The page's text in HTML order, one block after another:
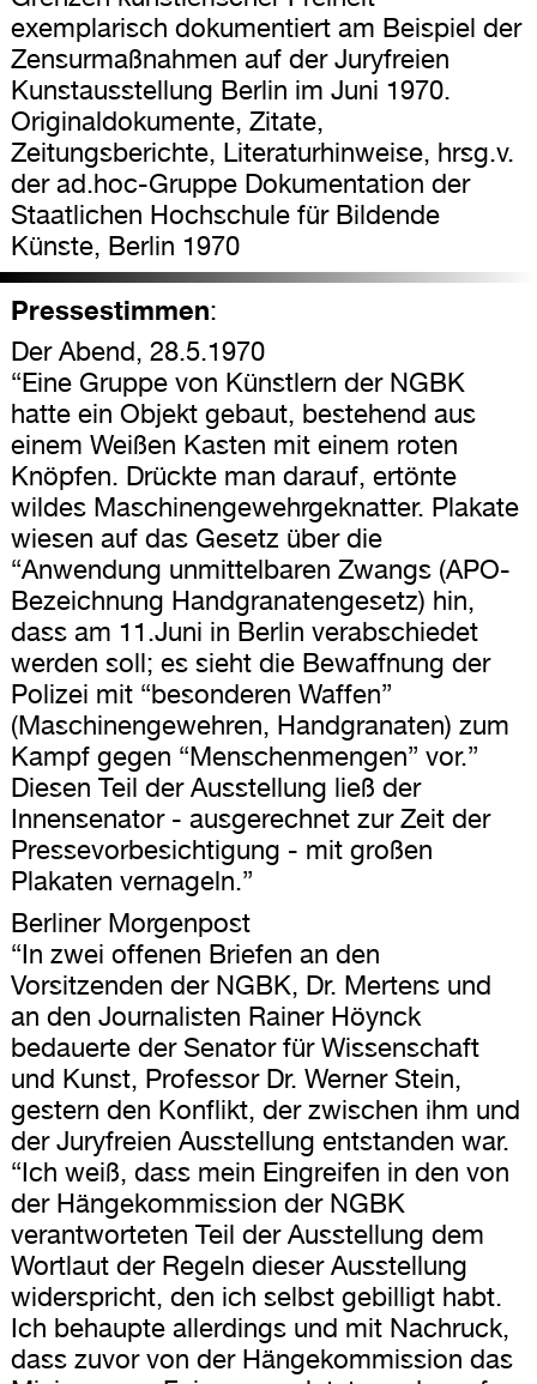
exemplarisch dokumentiert am Beispiel der
Zensurmaßnahmen auf der Juryfreien
Kunstausstellung Berlin im Juni 1970.
Originaldokumente, Zitate,
Zeitungsberichte, Literaturhinweise, hrsg.v.
der ad.hoc-Gruppe Dokumentation der
Staatlichen Hochschule für Bildende
Künste, Berlin 1970
Pressestimmen:
Der Abend, 28.5.1970
“Eine Gruppe von Künstlern der NGBK
hatte ein Objekt gebaut, bestehend aus
einem Weißen Kasten mit einem roten
Knöpfen. Drückte man darauf, ertönte
wildes Maschinengewehrgeknatter. Plakate
wiesen auf das Gesetz über die
“Anwendung unmittelbaren Zwangs (APO-
Bezeichnung Handgranatengesetz) hin,
dass am 11.Juni in Berlin verabschiedet
werden soll; es sieht die Bewaffnung der
Polizei mit “besonderen Waffen”
(Maschinengewehren, Handgranaten) zum
Kampf gegen “Menschenmengen” vor.”
Diesen Teil der Ausstellung ließ der
Innensenator - ausgerechnet zur Zeit der
Pressevorbesichtigung - mit großen
Plakaten vernageln.”
Berliner Morgenpost
“In zwei offenen Briefen an den
Vorsitzenden der NGBK, Dr. Mertens und
an den Journalisten Rainer Höynck
bedauerte der Senator für Wissenschaft
und Kunst, Professor Dr. Werner Stein,
gestern den Konflikt, der zwischen ihm und
der Juryfreien Ausstellung entstanden war.
“Ich weiß, dass mein Eingreifen in den von
der Hängekommission der NGBK
verantworteten Teil der Ausstellung dem
Wortlaut der Regeln dieser Ausstellung
widerspricht, den ich selbst gebilligt habt.
Ich behaupte allerdings und mit Nachruck,
dass zuvor von der Hängekommission das